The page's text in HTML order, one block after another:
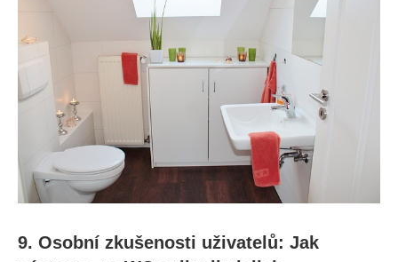
9. Osobní zkušenosti uživatelů: Jak